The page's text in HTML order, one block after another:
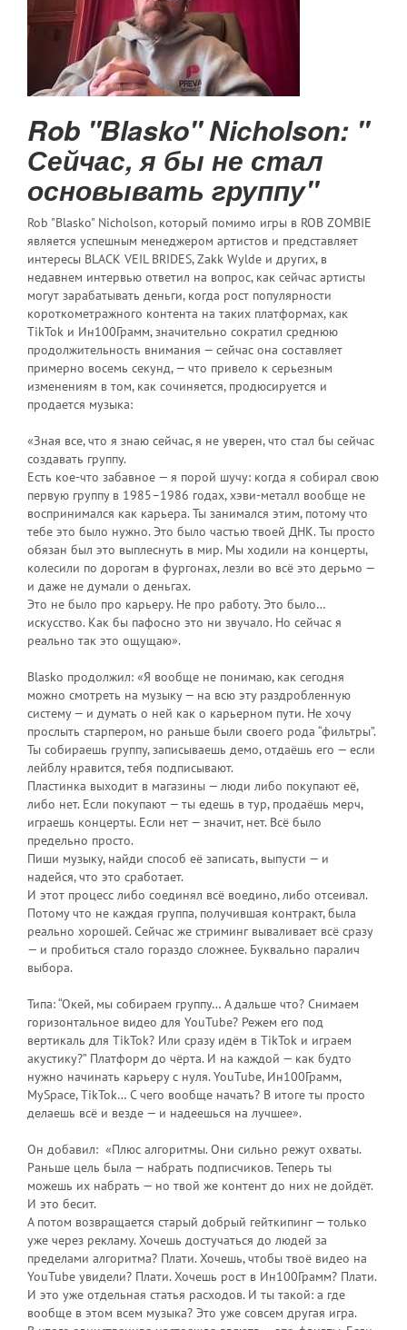
Rob "Blasko" Nicholson: "
Сейчас, я бы не стал
основывать группу"
Rob "Blasko" Nicholson, который помимо игры в ROB ZOMBIE
является успешным менеджером артистов и представляет
интересы BLACK VEIL BRIDES, Zakk Wylde и других, в
недавнем интервью ответил на вопрос, как сейчас артисты
могут зарабатывать деньги, когда рост популярности
короткометражного контента на таких платформах, как
TikTok и Ин100Грамм, значительно сократил среднюю
продолжительность внимания — сейчас она составляет
примерно восемь секунд, — что привело к серьезным
изменениям в том, как сочиняется, продюсируется и
продается музыка:
«Зная все, что я знаю сейчас, я не уверен, что стал бы сейчас
создавать группу.
Есть кое-что забавное — я порой шучу: когда я собирал свою
первую группу в 1985–1986 годах, хэви-металл вообще не
воспринимался как карьера. Ты занимался этим, потому что
тебе это было нужно. Это было частью твоей ДНК. Ты просто
обязан был это выплеснуть в мир. Мы ходили на концерты,
колесили по дорогам в фургонах, лезли во всё это дерьмо —
и даже не думали о деньгах.
Это не было про карьеру. Не про работу. Это было…
искусство. Как бы пафосно это ни звучало. Но сейчас я
реально так это ощущаю».
Blasko продолжил: «Я вообще не понимаю, как сегодня
можно смотреть на музыку — на всю эту раздробленную
систему — и думать о ней как о карьерном пути. Не хочу
прослыть старпером, но раньше были своего рода “фильтры”.
Ты собираешь группу, записываешь демо, отдаёшь его — если
лейблу нравится, тебя подписывают.
Пластинка выходит в магазины — люди либо покупают её,
либо нет. Если покупают — ты едешь в тур, продаёшь мерч,
играешь концерты. Если нет — значит, нет. Всё было
предельно просто.
Пиши музыку, найди способ её записать, выпусти — и
надейся, что это сработает.
И этот процесс либо соединял всё воедино, либо отсеивал.
Потому что не каждая группа, получившая контракт, была
реально хорошей. Сейчас же стриминг вываливает всё сразу
— и пробиться стало гораздо сложнее. Буквально паралич
выбора.
Типа: “Окей, мы собираем группу… А дальше что? Снимаем
горизонтальное видео для YouTube? Режем его под
вертикаль для TikTok? Или сразу идём в TikTok и играем
акустику?” Платформ до чёрта. И на каждой — как будто
нужно начинать карьеру с нуля. YouTube, Ин100Грамм,
MySpace, TikTok… С чего вообще начать? В итоге ты просто
делаешь всё и везде — и надеешься на лучшее».
Он добавил: «Плюс алгоритмы. Они сильно режут охваты.
Раньше цель была — набрать подписчиков. Теперь ты
можешь их набрать — но твой же контент до них не дойдёт.
И это бесит.
А потом возвращается старый добрый гейткипинг — только
уже через рекламу. Хочешь достучаться до людей за
пределами алгоритма? Плати. Хочешь, чтобы твоё видео на
YouTube увидели? Плати. Хочешь рост в Ин100Грамм? Плати.
И это уже отдельная статья расходов. И ты такой: а где
вообще в этом всем музыка? Это уже совсем другая игра.